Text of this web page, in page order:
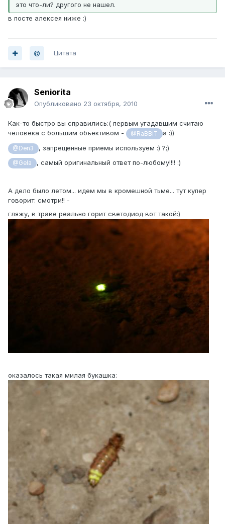
это что-ли? другого не нашел.
в посте алексея ниже :)
Цитата
Seniorita
Опубликовано 23 октября, 2010
Как-то быстро вы справились:( первым угадавшим считаю
человека с большим объективом -
@RaBBiT а :))
@Den3 , запрещенные приемы используем :) ?;)
@Gela , самый оригинальный ответ по-любому!!!! :)
А дело было летом... идем мы в кромешной тьме... тут купер
говорит: смотри!! -
гляжу, в траве реально горит светодиод вот такой:)
оказалось такая милая букашка: